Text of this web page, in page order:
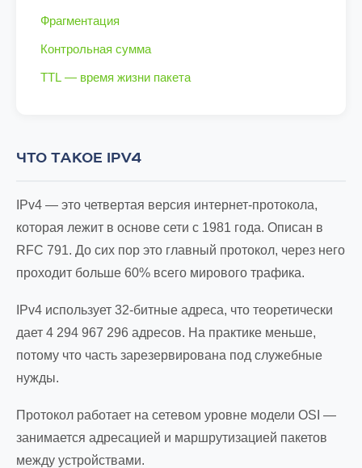
Фрагментация
Контрольная сумма
TTL — время жизни пакета
ЧТО ТАКОЕ IPV4
IPv4 — это четвертая версия интернет-протокола,
которая лежит в основе сети с 1981 года. Описан в
RFC 791. До сих пор это главный протокол, через него
проходит больше 60% всего мирового трафика.
IPv4 использует 32-битные адреса, что теоретически
дает 4 294 967 296 адресов. На практике меньше,
потому что часть зарезервирована под служебные
нужды.
Протокол работает на сетевом уровне модели OSI —
занимается адресацией и маршрутизацией пакетов
между устройствами.